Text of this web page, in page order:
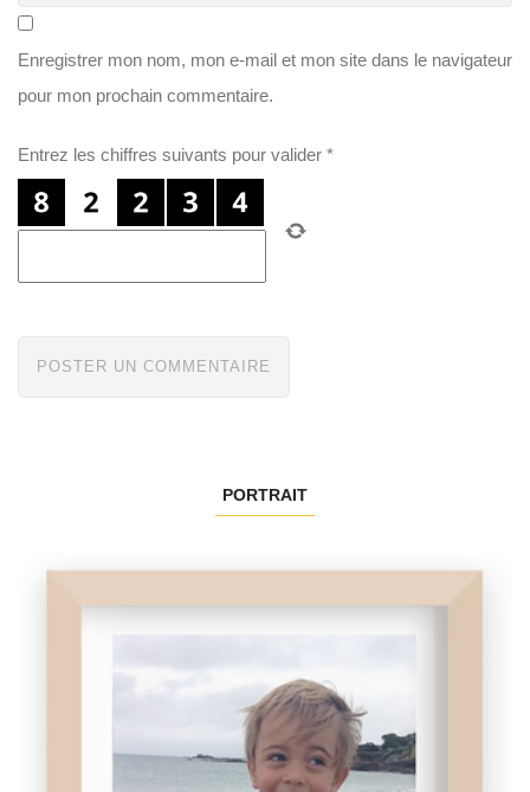
Enregistrer mon nom, mon e-mail et mon site dans le navigateur
pour mon prochain commentaire.
Entrez les chiffres suivants pour valider *
PORTRAIT